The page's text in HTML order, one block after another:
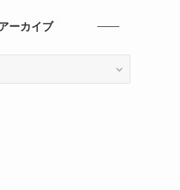
ーカイブ